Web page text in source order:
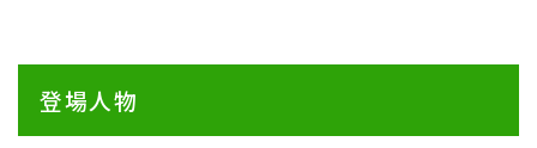
登場人物